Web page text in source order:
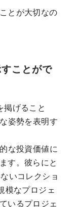
とが大切なの
ことがで
掲げること
姿勢を表明す
な投資価値に
す。彼らにと
いコレクショ
模なプロジェ
いるプロジェ